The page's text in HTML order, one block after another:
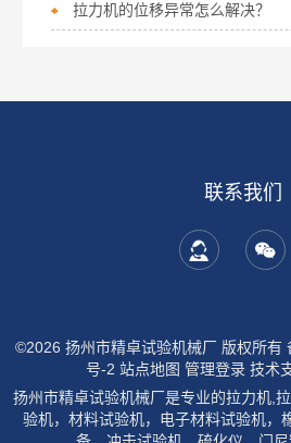
拉力机的位移异常怎么解决？
联系我们
©2026 扬州市精卓试验机械厂 版权所有
号-2 站点地图 管理登录技术支
扬州市精卓试验机械厂是专业的拉力机,
验机，材料试验机，电子材料试验机，